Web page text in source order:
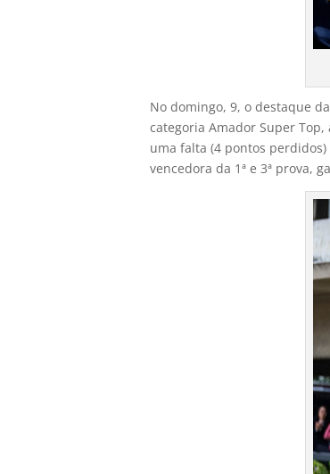
No domingo, 9, o destaque
categoria Amador Super
uma falta (4 pontos perdidos)
vencedora da 1ª e 3ª prova,